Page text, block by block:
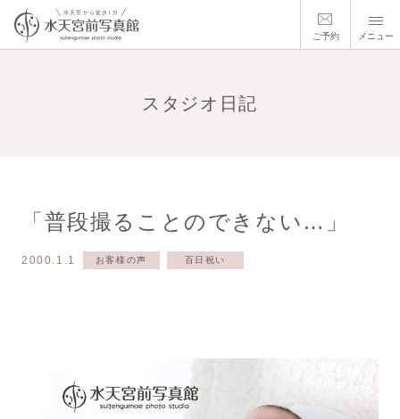
ご予約 メニュー
スタジオ日記
「普段撮ることのできない…」
2000.1.1 お客様の声 百日祝い